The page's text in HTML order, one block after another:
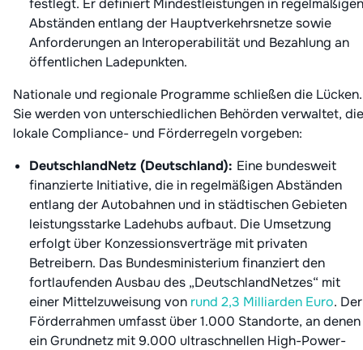
festlegt. Er definiert Mindestleistungen in regelmäßigen
Abständen entlang der Hauptverkehrsnetze sowie
Anforderungen an Interoperabilität und Bezahlung an
öffentlichen Ladepunkten.
Nationale und regionale Programme schließen die Lücken.
Sie werden von unterschiedlichen Behörden verwaltet, die
lokale Compliance- und Förderregeln vorgeben:
DeutschlandNetz (Deutschland): Eine bundesweit
finanzierte Initiative, die in regelmäßigen Abständen
entlang der Autobahnen und in städtischen Gebieten
leistungsstarke Ladehubs aufbaut. Die Umsetzung
erfolgt über Konzessionsverträge mit privaten
Betreibern. Das Bundesministerium finanziert den
fortlaufenden Ausbau des „DeutschlandNetzes“ mit
einer Mittelzuweisung von rund 2,3 Milliarden Euro. Der
Förderrahmen umfasst über 1.000 Standorte, an denen
ein Grundnetz mit 9.000 ultraschnellen High-Power-